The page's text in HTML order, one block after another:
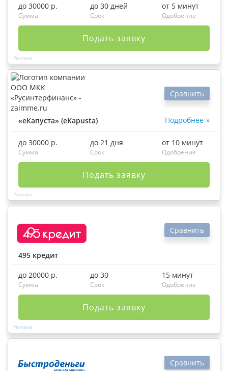
до 30000 р.
Сумма
до 30 дней
Срок
от 5 минут
Одобрение
Подать заявку
«еКапуста» (eKapusta) Подробнее
Сравнить
до 30000 р.
Сумма
до 21 дня
Срок
от 10 минут
Одобрение
Подать заявку
495 кредит
Сравнить
до 20000 р.
Сумма
до 30
Срок
15 минут
Одобрение
Подать заявку
Сравнить